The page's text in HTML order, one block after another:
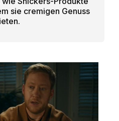
sie cremigen Genuss